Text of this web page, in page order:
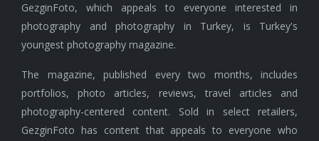
GezginFoto, which appeals to everyone interested in
photography and photography in Turkey, is Turkey's
youngest photography magazine.
The magazine, published every two months, includes
portfolios, photo articles, reviews, travel articles and
photography-centered content. Sold in select retailers,
GezginFoto has content that appeals to everyone who